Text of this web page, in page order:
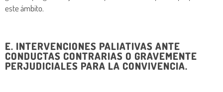
este ámbito.
E. INTERVENCIONES PALIATIVAS ANTE
CONDUCTAS CONTRARIAS O GRAVEMENTE
PERJUDICIALES PARA LA CONVIVENCIA.